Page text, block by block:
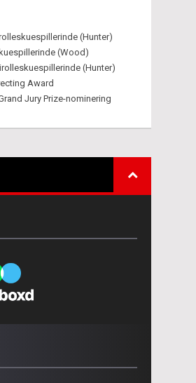
(Hunter)
(Wood)
(Hunter)
Award
Jury Prize-nominering